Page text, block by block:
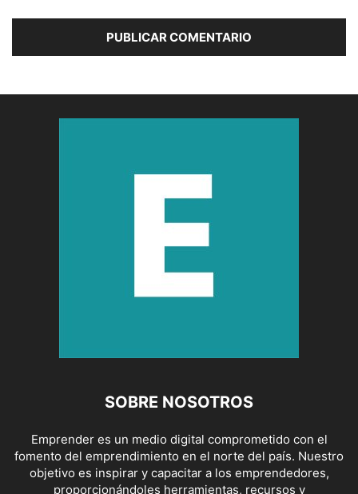
SOBRE NOSOTROS
Emprender es un medio digital comprometido con el
fomento del emprendimiento en el norte del país. Nuestro
objetivo es inspirar y capacitar a los emprendedores,
proporcionándoles herramientas, recursos y